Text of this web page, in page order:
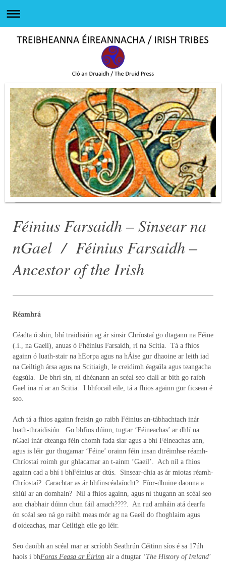
Féinius Farsaidh – Sinsear na
nGael / Féinius Farsaidh –
Ancestor of the Irish
Réamhrá
Céadta ó shin, bhí traidisiún ag ár sinsir Chríostaí go dtagann na Féine
(.i., na Gaeil), anuas ó Fhéinius Farsaidh, rí na Scitia. Tá a fhios
againn ó luath-stair na hEorpa agus na hÁise gur dhaoine ar leith iad
na Ceiltigh ársa agus na Scitiaigh, le creidimh éagsúla agus teangacha
éagsúla. De bhrí sin, ní dhéanann an scéal seo ciall ar bith go raibh
Gael ina rí ar an Scitia. I bhfocail eile, tá a fhios againn gur ficsean é
seo.
Ach tá a fhios againn freisin go raibh Féinius an-tábhachtach inár
luath-thraidisiún. Go bhfios dúinn, tugtar ‘Féineachas’ ar dhlí na
nGael inár dteanga féin chomh fada siar agus a bhí Féineachas ann,
agus is léir gur thugamar ‘Féine’ orainn féin insan dtréimhse réamh-
Chríostaí roimh gur ghlacamar an t-ainm ‘Gaeil’. Ach níl a fhios
againn cad a bhí i bhFéinius ar dtús. Sinsear-dhia as ár miotas réamh-
Chríostaí? Carachtar as ár bhfinscéalaíocht? Fíor-dhuine daonna a
shiúl ar an domhain? Níl a fhios againn, agus ní thugann an scéal seo
aon chabhair dúinn chun fáil amach????. An rud amháin atá dearfa
ón scéal seo ná go raibh meas mór ag na Gaeil do fhoghlaim agus
d'oideachas, mar Ceiltigh eile go léir.
Seo daoibh an scéal mar ar scríobh Seathrún Céitinn síos é sa 17úh
haois i bhForas Feasa ar Éirinn air a dtugtar ‘The History of Ireland’